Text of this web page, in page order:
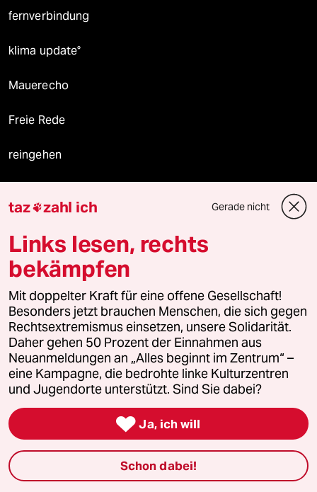
fernverbindung
klima update°
Mauerecho
Freie Rede
reingehen
Newsletter
team zukunft
taz frisch
taz zahl ich
taz lab Infobrief
Veranstaltungen
Demnächst
taz zahl ich Gerade nicht
Links lesen, rechts
bekämpfen
Mit doppelter Kraft für eine offene Gesellschaft!
Besonders jetzt brauchen Menschen, die sich gegen
Rechtsextremismus einsetzen, unsere Solidarität.
Daher gehen 50 Prozent der Einnahmen aus
Neuanmeldungen an „Alles beginnt im Zentrum“ –
eine Kampagne, die bedrohte linke Kulturzentren
und Jugendorte unterstützt. Sind Sie dabei?
 Ja, ich will
Schon dabei!